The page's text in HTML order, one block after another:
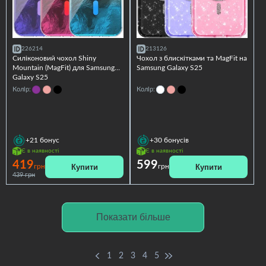
226214
Силіконовий чохол Shiny
Mountain (MagFit) для Samsung
Galaxy S25
Колір:
+21 бонус
Є в наявності
419грн
439 грн
Купити
213126
Чохол з блискітками та MagFit на
Samsung Galaxy S25
Колір:
+30 бонусів
Є в наявності
599грн Купити
Показати більше
1 2 3 4 5